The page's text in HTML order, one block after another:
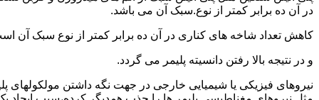
در آن ده برابر کمتر از نوع.سبک آن می باشد.
کاهش تعداد شاخه های کناری در آن ده برابر کمتر از نوع سبک آن
و در نتیجه بالا رفتن دانسیته پلیمر می گردد.
نیروهای فیزیکی یا شیمیایی خارجی در جهت نگه داشتن مولکولهای